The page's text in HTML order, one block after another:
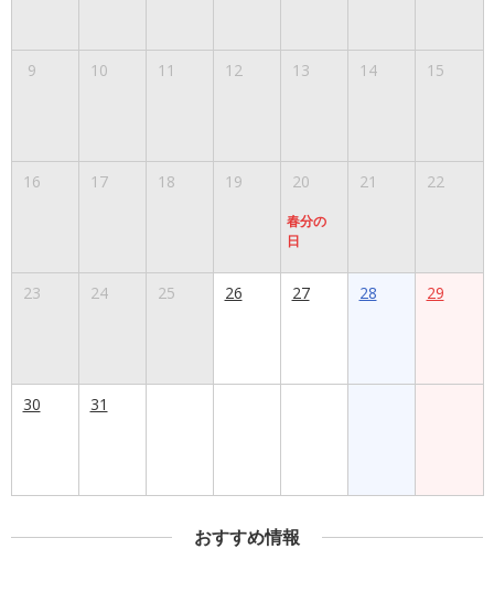
9 10 11 12 13 14 15
16 17 18 19 20
春分の
日
21 22
23 24 25 26 27 28 29
30 31
おすすめ情報